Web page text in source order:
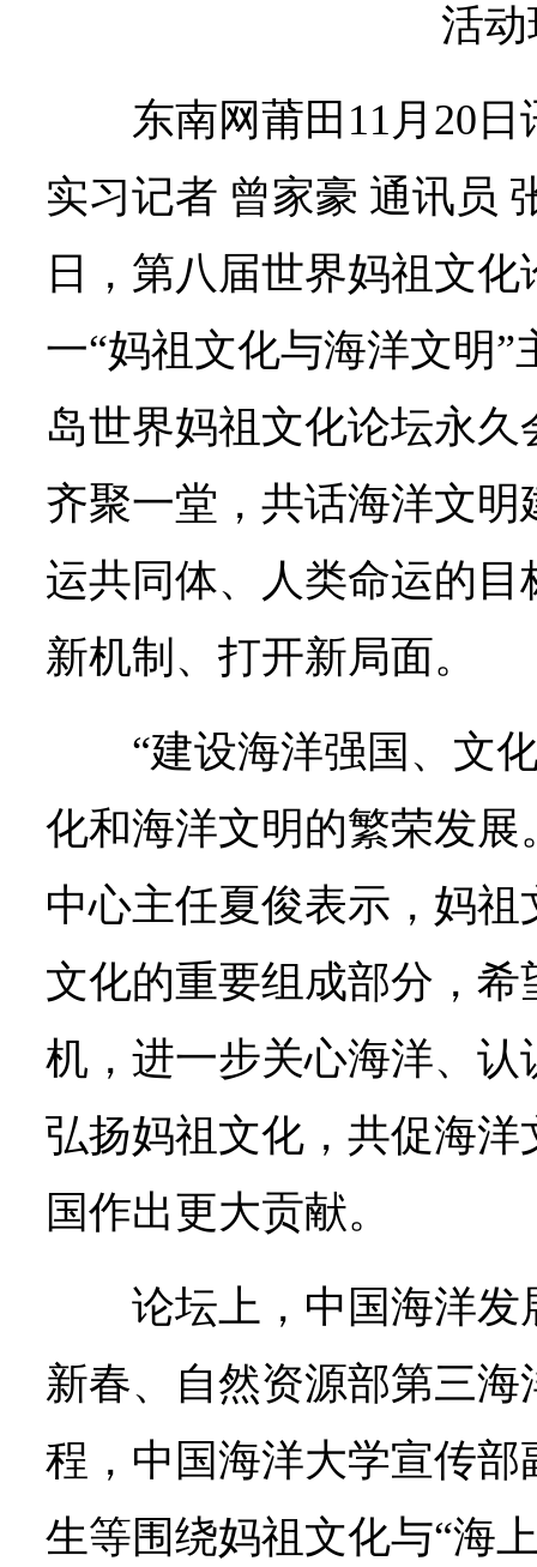
活
东南网莆田11月20
实习记者 曾家豪 通讯员
日，第八届世界妈祖文
一“妈祖文化与海洋文明
岛世界妈祖文化论坛永
齐聚一堂，共话海洋文
运共同体、人类命运的
新机制、打开新局面。
“建设海洋强国、文
化和海洋文明的繁荣发展
中心主任夏俊表示，妈
文化的重要组成部分，
机，进一步关心海洋、
弘扬妈祖文化，共促海
国作出更大贡献。
论坛上，中国海洋
新春、自然资源部第三
程，中国海洋大学宣传
生等围绕妈祖文化与“海